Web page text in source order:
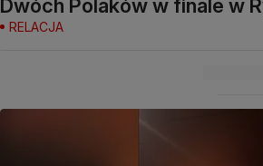
Dwóch Polaków w finale w
RELACJA